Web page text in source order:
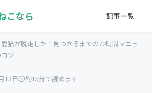
こなら 記事一覧
愛猫が脱走した！見つかるまでの72時間マニュ
ツ
13日 約15分で読めます